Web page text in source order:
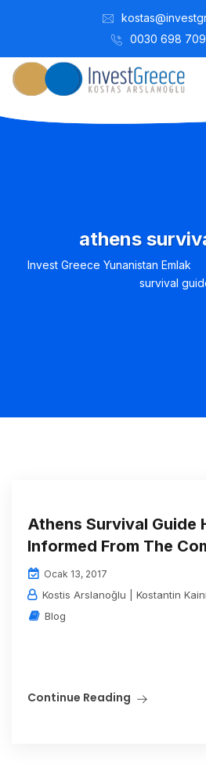
0030 698
athens
Invest Greece Yunanistan Emlak
survival
Athens Survival Guide
Informed From The
Ocak 13, 2017
Kostis Arslanoğlu | Kostantin
Blog
Continue Reading